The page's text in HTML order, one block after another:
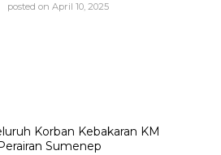
posted on April 10, 2025
Korban Kebakaran KM
Sumenep